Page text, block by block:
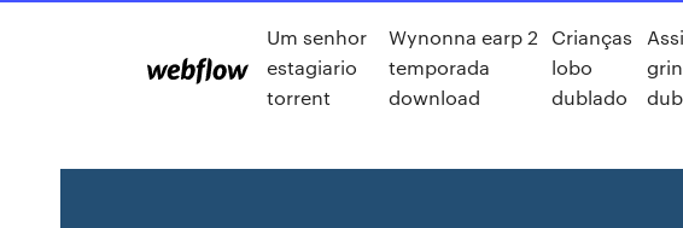
Um senhor
estagiario
torrent
Wynonna earp 2
temporada
download
Crianças
lobo
dublado